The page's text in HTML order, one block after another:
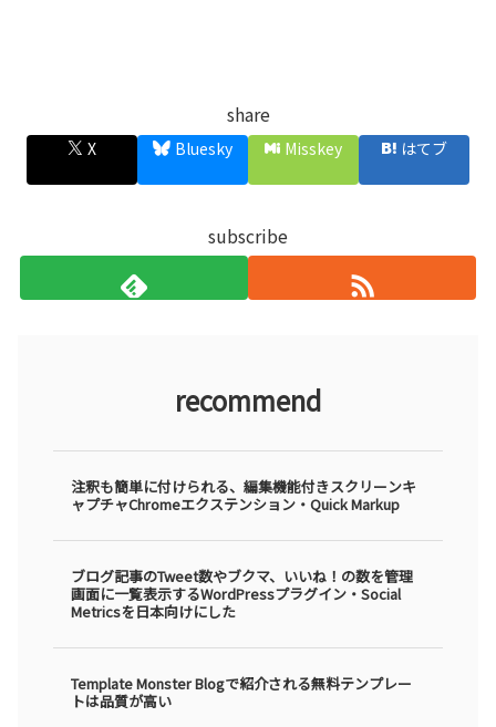
share
X Bluesky Misskey はてブ
subscribe
recommend
注釈も簡単に付けられる、編集機能付きスクリーンキ
ャプチャChromeエクステンション・Quick Markup
ブログ記事のTweet数やブクマ、いいね！の数を管理
画面に一覧表示するWordPressプラグイン・Social
Metricsを日本向けにした
Template Monster Blogで紹介される無料テンプレー
トは品質が高い